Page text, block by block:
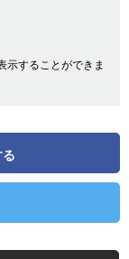
示することができま